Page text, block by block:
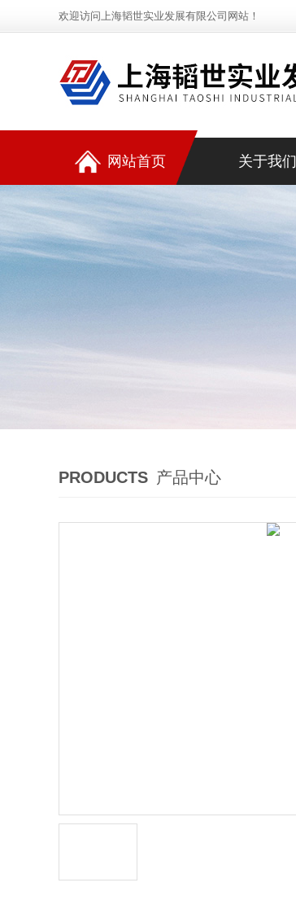
欢迎访问上海韬世实业发展有限公司网站！
网站首页 关于我们
PRODUCTS 产品中心